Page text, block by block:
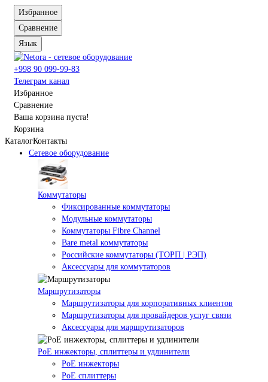
Избранное
Сравнение
Язык
+998 90 099-99-83
Телеграм канал
Избранное
Сравнение
Ваша корзина пуста!
Корзина
КаталогКонтакты
Сетевое оборудование
Коммутаторы
Фиксированные коммутаторы
Модульные коммутаторы
Коммутаторы Fibre Channel
Bare metal коммутаторы
Российские коммутаторы (ТОРП | РЭП)
Аксессуары для коммутаторов
Маршрутизаторы
Маршрутизаторы для корпоративных клиентов
Маршрутизаторы для провайдеров услуг связи
Аксессуары для маршрутизаторов
PoE инжекторы, сплиттеры и удлинители
PoE инжекторы
PoE сплиттеры